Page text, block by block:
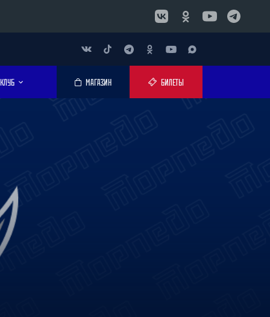
КЛУБ МАГАЗИН БИЛЕТЫ